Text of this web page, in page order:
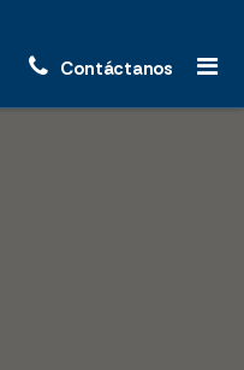
Contáctanos